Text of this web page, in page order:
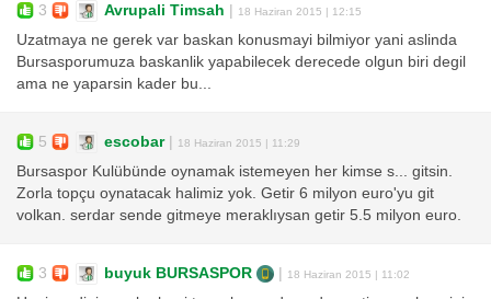
3 Avrupali Timsah 18 Haziran 2015 | 12:15
Uzatmaya ne gerek var baskan konusmayi bilmiyor yani aslinda
Bursasporumuza baskanlik yapabilecek derecede olgun biri degil
ama ne yaparsin kader bu...
5 escobar| 18 Haziran 2015 | 11:29
Bursaspor Kulübünde oynamak istemeyen her kimse s... gitsin.
Zorla topçu oynatacak halimiz yok. Getir 6 milyon euro'yu git
volkan. serdar sende gitmeye meraklıysan getir 5.5 milyon euro.
3 buyuk BURSASPOR 18 Haziran 2015 | 11:02